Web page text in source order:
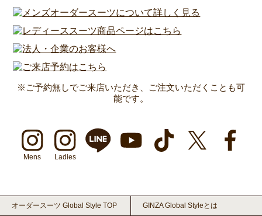
※ご予約無しでご来店いただき、ご注文いただくことも可
能です。
Mens Ladies
オーダースーツ Global Style TOP GINZA Global Styleとは